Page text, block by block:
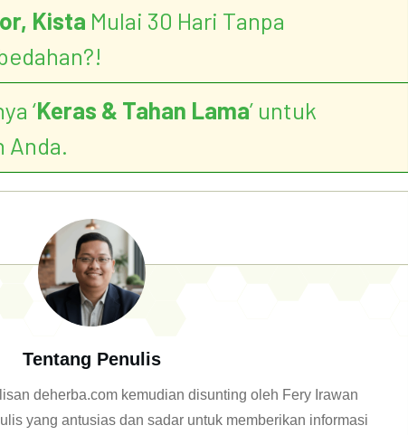
Kista Mulai 30 Hari Tanpa
‘Keras & Tahan Lama’ untuk
Anda.
Tentang Penulis
deherba.com kemudian disunting oleh Fery Irawan
yang antusias dan sadar untuk memberikan informasi